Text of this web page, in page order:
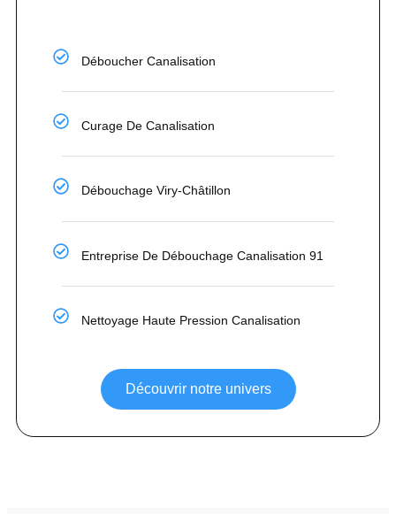
Déboucher Canalisation
Curage De Canalisation
Débouchage Viry-Châtillon
Entreprise De Débouchage Canalisation 91
Nettoyage Haute Pression Canalisation
Découvrir notre univers